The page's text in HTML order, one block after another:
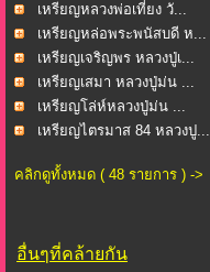
เหรียญหลวงพ่อเที่ยง วั...
เหรียญหล่อพระพนัสบดี ห...
เหรียญเจริญพร หลวงปู่เ...
เหรียญเสมา หลวงปู่ม่น ...
เหรียญโล่ห์หลวงปู่ม่น ...
เหรียญไตรมาส 84 หลวงปู...
คลิกดูทั้งหมด ( 48 รายการ ) ->
อื่นๆที่คล้ายกัน